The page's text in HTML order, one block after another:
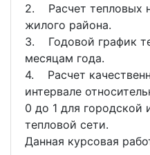
2. Расчет тепловых
жилого района.
3. Годовой график
месяцам года.
4. Расчет
интервале
0 до 1 для городской
тепловой сети.
Данная курсовая